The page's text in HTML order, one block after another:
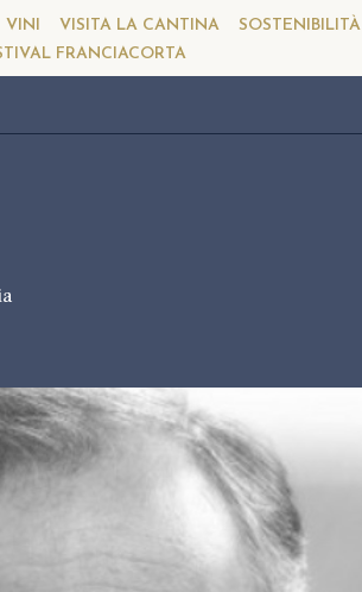
VINI VISITA LA CANTINA
SOSTENIBILITÀ
FRANCIACORTA